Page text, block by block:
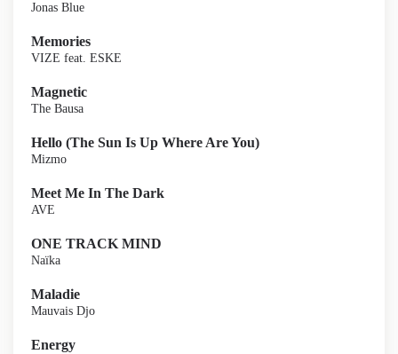
Jonas Blue
Memories
VIZE feat. ESKE
Magnetic
The Bausa
Hello (The Sun Is Up Where Are You)
Mizmo
Meet Me In The Dark
AVE
ONE TRACK MIND
Naïka
Maladie
Mauvais Djo
Energy